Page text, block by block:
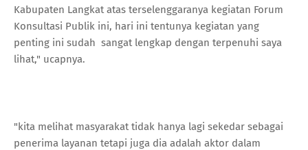
Kabupaten Langkat atas terselenggaranya kegiatan Forum
Konsultasi Publik ini, hari ini tentunya kegiatan yang
penting ini sudah sangat lengkap dengan terpenuhi saya
lihat," ucapnya.
"kita melihat masyarakat tidak hanya lagi sekedar sebagai
penerima layanan tetapi juga dia adalah aktor dalam